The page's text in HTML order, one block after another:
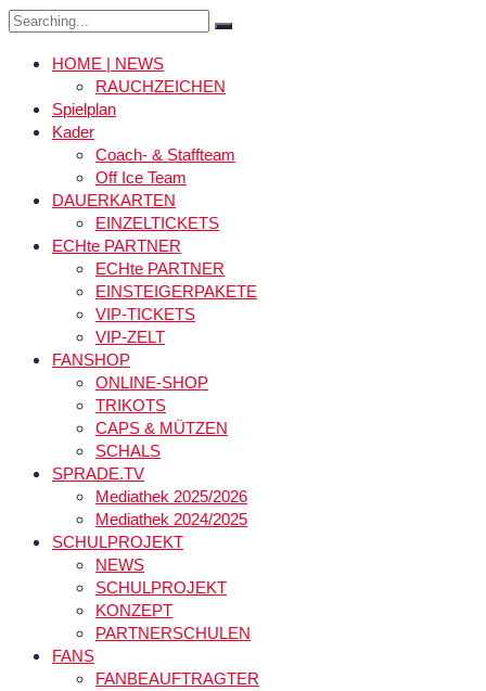
Search
HOME | NEWS
RAUCHZEICHEN
Spielplan
Kader
Coach- & Staffteam
Off Ice Team
DAUERKARTEN
EINZELTICKETS
ECHte PARTNER
ECHte PARTNER
EINSTEIGERPAKETE
VIP-TICKETS
VIP-ZELT
FANSHOP
ONLINE-SHOP
TRIKOTS
CAPS & MÜTZEN
SCHALS
SPRADE.TV
Mediathek 2025/2026
Mediathek 2024/2025
SCHULPROJEKT
NEWS
SCHULPROJEKT
KONZEPT
PARTNERSCHULEN
FANS
FANBEAUFTRAGTER